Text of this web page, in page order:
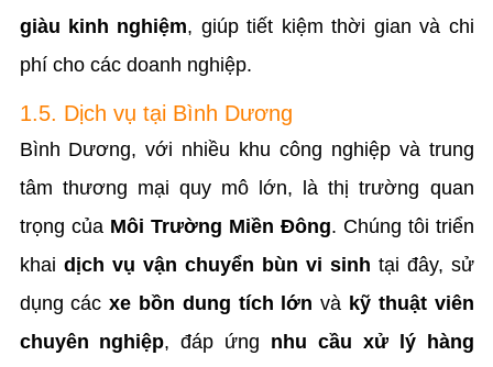
giàu kinh nghiệm, giúp tiết kiệm thời gian và chi
phí cho các doanh nghiệp.
1.5. Dịch vụ tại Bình Dương
Bình Dương, với nhiều khu công nghiệp và trung
tâm thương mại quy mô lớn, là thị trường quan
trọng của Môi Trường Miền Đông. Chúng tôi triển
khai dịch vụ vận chuyển bùn vi sinh tại đây, sử
dụng cácxe bồn dung tích lớn và kỹ thuật viên
chuyên nghiệp, đáp ứng nhu cầu xử lý hàng